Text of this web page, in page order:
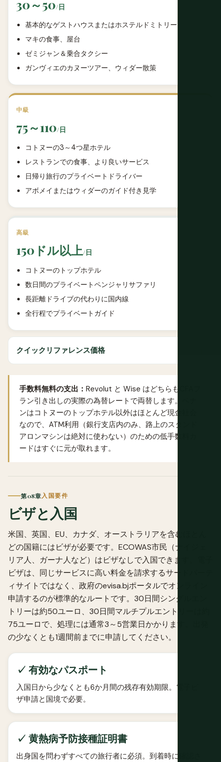
30～50/日
基本的なゲストハウスまたはホステルドミトリー
マキの食事、屋台
ゼミジャン＆乗合タクシー
ガンヴィエのカヌーツアー、ウィダー散策
中級
75～110/日
コトヌーの3～4つ星ホテル
レストランでの食事、より良いサービス
日帰り旅行のプライベートドライバー
アボメイまたはウィダーのガイド付き見学
高級
150ドル以上/日
コトヌーのトップホテル
数日間のプライベートペンジャリサファリ
長距離ドライブの代わりに国内線
全行程でプライベートガイド
クイックリファレンス価格
手数料無料の支出： Revolut と Wise はどちらもCFAフ
ラン引き出しの実際の為替レートで両替します。ベナ
ンはコトヌーのトップホテル以外はほとんど現金社会
なので、ATM利用（銀行支店内のみ、路上のスタンド
アロンマシンは絶対に使わない）のための低手数料カ
ードはすぐに元が取れます。
第08章入国要件
ビザと入国
米国、英国、EU、カナダ、オーストラリアを含むほとん
どの国籍にはビザが必要です。ECOWAS市民（ナイジェ
リア人、ガーナ人など）はビザなしで入国できます。電子
ビザは、同じサービスに高い料金を請求するサードパーテ
ィサイトではなく、政府のevisa.bjポータルでオンライン
申請するのが標準的なルートです。30日間シングルエン
トリーは約50ユーロ、30日間マルチプルエントリーは約
75ユーロで、処理には通常3～5営業日かかります。出発
の少なくとも1週間前までに申請してください。
✓ 有効なパスポート
入国日から少なくとも6か月間の残存有効期限。電子ビ
ザ申請と国境で必要。
✓ 黄熱病予防接種証明書
出身国を問わずすべての旅行者に必須。到着時に確認さ